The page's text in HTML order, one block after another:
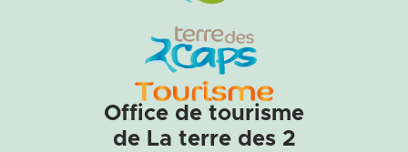
Office de tourisme
de La terre des 2